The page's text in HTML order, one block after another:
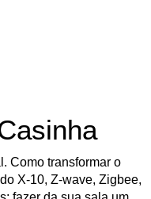
Como transformar o
X-10, Z-wave, Zigbee,